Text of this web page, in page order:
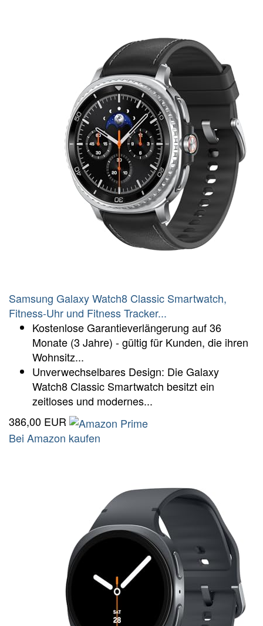
Samsung Galaxy Watch8 Classic Smartwatch,
Fitness-Uhr und Fitness Tracker...
Kostenlose Garantieverlängerung auf 36
Monate (3 Jahre) - gültig für Kunden, die ihren
Wohnsitz...
Unverwechselbares Design: Die Galaxy
Watch8 Classic Smartwatch besitzt ein
zeitloses und modernes...
386,00 EUR
Bei Amazon kaufen